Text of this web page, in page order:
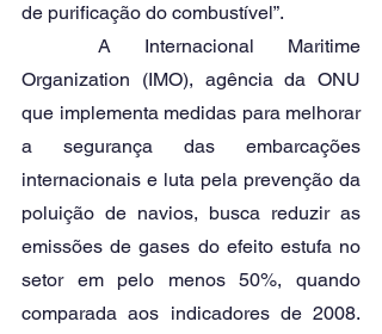
de purificação do combustível”.
Organization (IMO), agência da ONU
que implementa medidas para melhorar
a segurança das embarcações
internacionais e luta pela prevenção da
poluição de navios, busca reduzir as
emissões de gases do efeito estufa no
setor em pelo menos 50%, quando
comparada aos indicadores de 2008.